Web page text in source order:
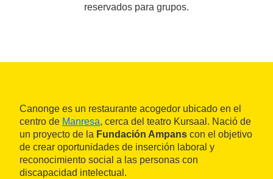
reservados para grupos.
Canonge es un restaurante acogedor ubicado en el
centro de Manresa, cerca del teatro Kursaal. Nació de
un proyecto de la Fundación Ampans con el objetivo
de crear oportunidades de inserción laboral y
reconocimiento social a las personas con
discapacidad intelectual.